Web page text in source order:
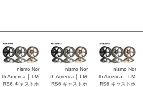
nismo Nor
th America │ LM-
RS6 キャストホ
nismo Nor
th America │ LM-
RS6 キャストホ
nismo Nor
th America │ LM-
RS6 キャストホ